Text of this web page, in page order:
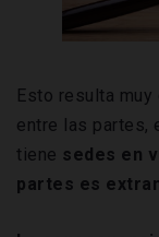
Esto resulta
entre las partes,
tiene sedes en
partes es